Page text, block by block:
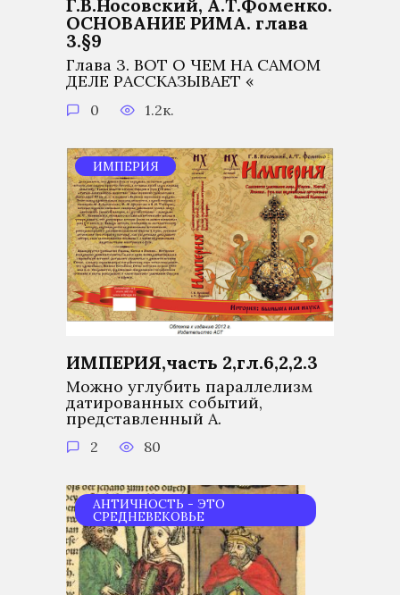
Г.В.Носовский, А.Т.Фоменко.
ОСНОВАНИЕ РИМА. глава
3.§9
Глава 3. ВОТ О ЧЕМ НА САМОМ
ДЕЛЕ РАССКАЗЫВАЕТ «
0 1.2к.
ИМПЕРИЯ
ИМПЕРИЯ,часть 2,гл.6,2,2.3
Можно углубить параллелизм
датированных событий,
представленный А.
2 80
АНТИЧНОСТЬ - ЭТО
СРЕДНЕВЕКОВЬЕ